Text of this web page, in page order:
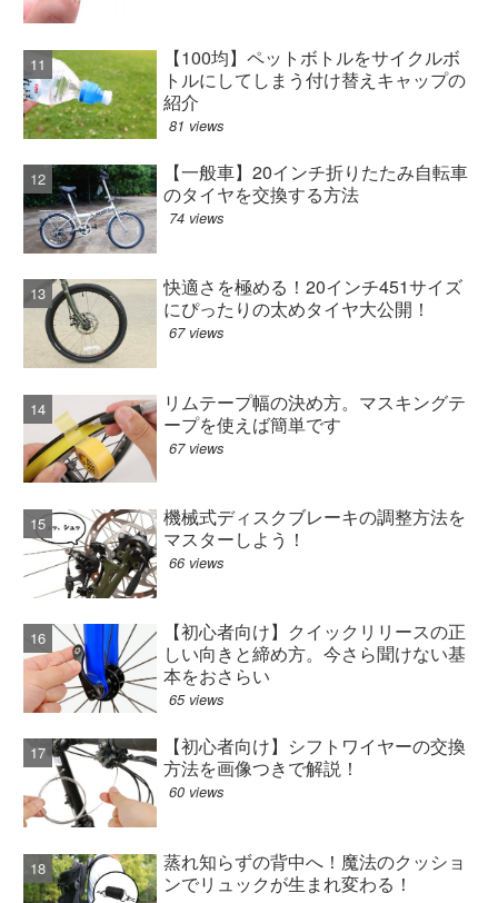
【100均】ペットボトルをサイクルボ
トルにしてしまう付け替えキャップの
紹介
81 views
【一般車】20インチ折りたたみ自転車
のタイヤを交換する方法
74 views
快適さを極める！20インチ451サイズ
にぴったりの太めタイヤ大公開！
67 views
リムテープ幅の決め方。マスキングテ
ープを使えば簡単です
67 views
機械式ディスクブレーキの調整方法を
マスターしよう！
66 views
【初心者向け】クイックリリースの正
しい向きと締め方。今さら聞けない基
本をおさらい
65 views
【初心者向け】シフトワイヤーの交換
方法を画像つきで解説！
60 views
蒸れ知らずの背中へ！魔法のクッショ
ンでリュックが生まれ変わる！